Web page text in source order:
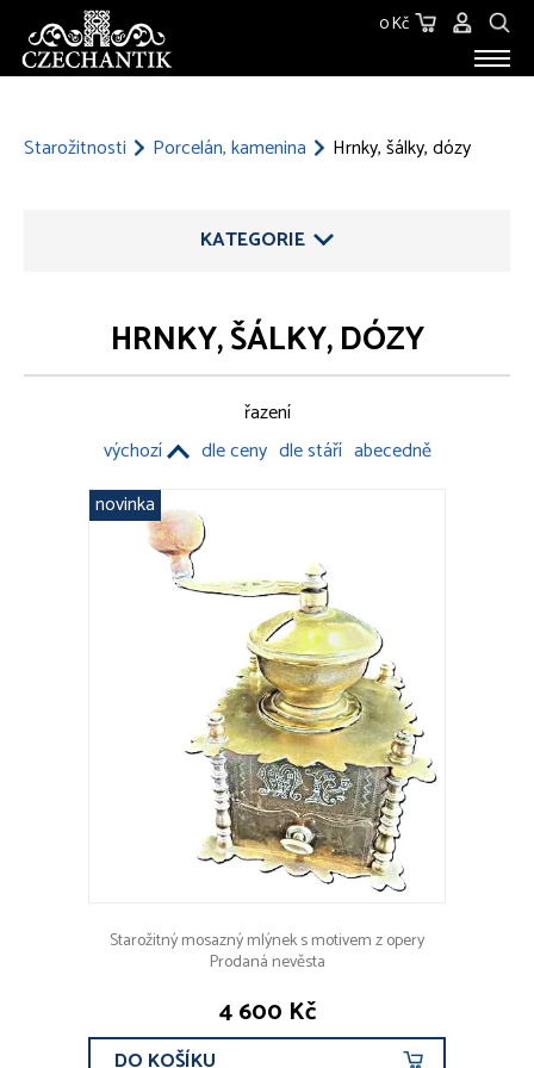
0 Kč
O NÁS
Starožitnosti Porcelán, kamenina Hrnky, šálky, dózy
KATEGORIE
STŘÍBRO
SOCHY, PLASTIKY
Džbány, konvice, mísy, talíře
HODINY, HODINKY
ROK VZNIKU
HRNKY, ŠÁLKY, DÓZY
řazení
výchozí
dle ceny dle stáří abecedně
novinka
Starožitný mosazný mlýnek s motivem z opery
Prodaná nevěsta
4 600 Kč
DO KOŠÍKU